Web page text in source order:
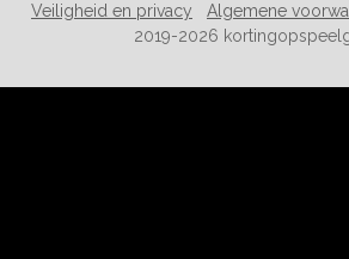
Veiligheid en privacy Algemene
2019-2026